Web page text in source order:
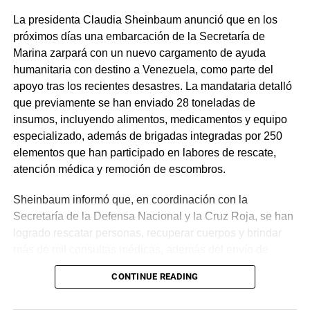
La presidenta Claudia Sheinbaum anunció que en los
próximos días una embarcación de la Secretaría de
Marina zarpará con un nuevo cargamento de ayuda
humanitaria con destino a Venezuela, como parte del
apoyo tras los recientes desastres. La mandataria detalló
que previamente se han enviado 28 toneladas de
insumos, incluyendo alimentos, medicamentos y equipo
especializado, además de brigadas integradas por 250
elementos que han participado en labores de rescate,
atención médica y remoción de escombros.
Sheinbaum informó que, en coordinación con la
Secretaría de la Defensa Nacional y la Cruz Roja, se han
logrado rescatar personas, recuperar cuerpos y brindar
plantas de energía y materiales de apoyo. Subrayó que
estas acciones responden a solicitudes del gobierno
CONTINUE READING